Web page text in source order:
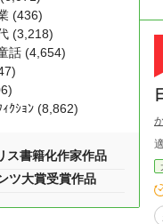
(436)
(3,218)
話 (4,654)
ｨｸｼｮﾝ (8,862)
ス書籍化作家作品
ツ大賞受賞作品